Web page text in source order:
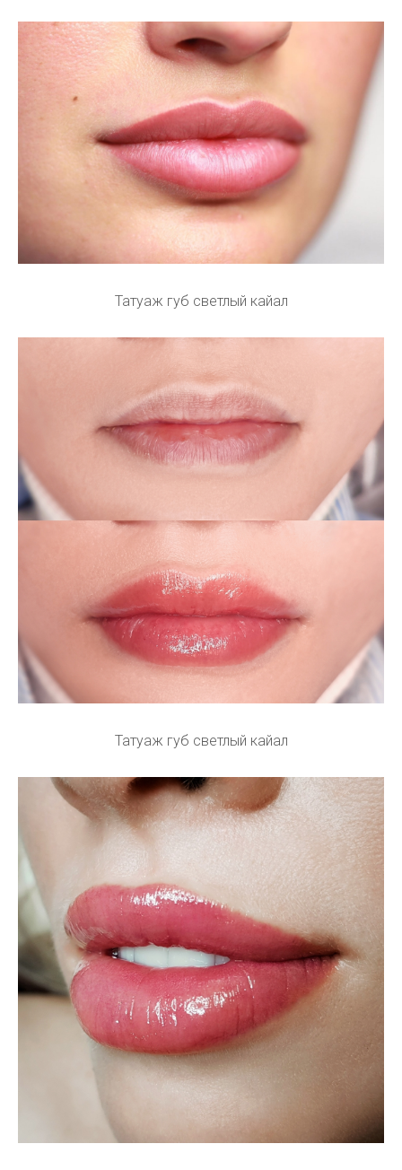
Татуаж губ светлый кайал
Татуаж губ светлый кайал